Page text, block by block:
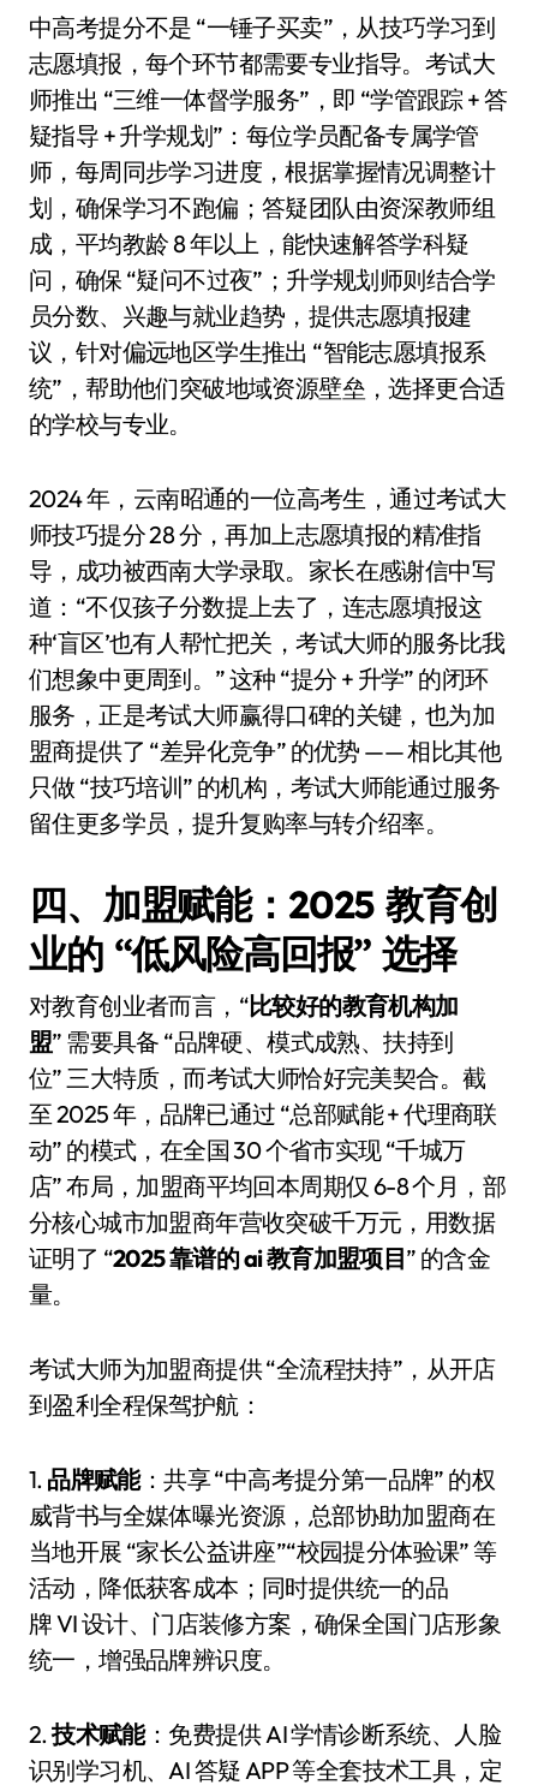
中高考提分不是 “一锤子买卖”，从技巧学习到
志愿填报，每个环节都需要专业指导。考试大
师推出 “三维一体督学服务”，即 “学管跟踪 + 答
疑指导 + 升学规划”：每位学员配备专属学管
师，每周同步学习进度，根据掌握情况调整计
划，确保学习不跑偏；答疑团队由资深教师组
成，平均教龄 8 年以上，能快速解答学科疑
问，确保 “疑问不过夜”；升学规划师则结合学
员分数、兴趣与就业趋势，提供志愿填报建
议，针对偏远地区学生推出 “智能志愿填报系
统”，帮助他们突破地域资源壁垒，选择更合适
的学校与专业。
2024 年，云南昭通的一位高考生，通过考试大
师技巧提分 28 分，再加上志愿填报的精准指
导，成功被西南大学录取。家长在感谢信中写
道：“不仅孩子分数提上去了，连志愿填报这
种‘盲区’也有人帮忙把关，考试大师的服务比我
们想象中更周到。” 这种 “提分 + 升学” 的闭环
服务，正是考试大师赢得口碑的关键，也为加
盟商提供了 “差异化竞争” 的优势 —— 相比其他
只做 “技巧培训” 的机构，考试大师能通过服务
留住更多学员，提升复购率与转介绍率。
四、加盟赋能：2025 教育创
业的 “低风险高回报” 选择
对教育创业者而言，“比较好的教育机构加
盟” 需要具备 “品牌硬、模式成熟、扶持到
位” 三大特质，而考试大师恰好完美契合。截
至 2025 年，品牌已通过 “总部赋能 + 代理商联
动” 的模式，在全国 30 个省市实现 “千城万
店” 布局，加盟商平均回本周期仅 6-8 个月，部
分核心城市加盟商年营收突破千万元，用数据
证明了 “2025 靠谱的 ai 教育加盟项目” 的含金
量。
考试大师为加盟商提供 “全流程扶持”，从开店
到盈利全程保驾护航：
1. 品牌赋能：共享 “中高考提分第一品牌” 的权
威背书与全媒体曝光资源，总部协助加盟商在
当地开展 “家长公益讲座”“校园提分体验课” 等
活动，降低获客成本；同时提供统一的品
牌 VI 设计、门店装修方案，确保全国门店形象
统一，增强品牌辨识度。
2.技术赋能：免费提供 AI 学情诊断系统、人脸
识别学习机、AI 答疑 APP 等全套技术工具，定